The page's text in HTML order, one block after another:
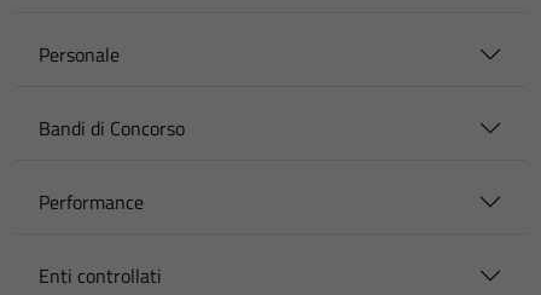
Personale
Bandi di Concorso
Performance
Enti controllati